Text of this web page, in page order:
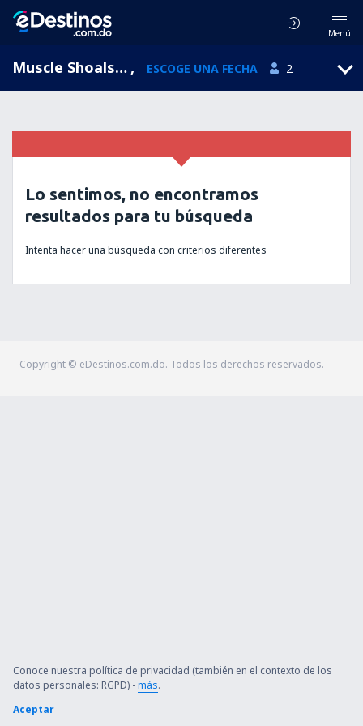
Menú
Muscle Shoals, Northwest Alabama Regional, Alabama, Estados Unidos (MSL) , ESCOGE UNA FECHA 2
Lo sentimos, no encontramos
resultados para tu búsqueda
Intenta hacer una búsqueda con criterios diferentes
Copyright © eDestinos.com.do. Todos los derechos reservados.
Conoce nuestra política de privacidad (también en el contexto de los
datos personales: RGPD) -más.
Aceptar